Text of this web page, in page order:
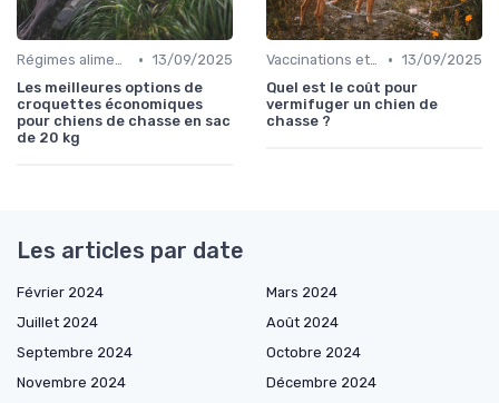
Régimes alimentaires spécifiques • 13/09/2025
Les meilleures options de
croquettes économiques
pour chiens de chasse en sac
de 20 kg
Vaccinations et traitements antiparasitaires • 13/09/2025
Quel est le coût pour
vermifuger un chien de
chasse ?
Les articles par date
Février 2024
Mars 2024
Juillet 2024
Août 2024
Septembre 2024
Octobre 2024
Novembre 2024
Décembre 2024